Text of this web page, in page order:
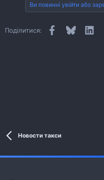
Ви повинні увійти або
Поділитися: Facebook
Bluesky
Новости такси